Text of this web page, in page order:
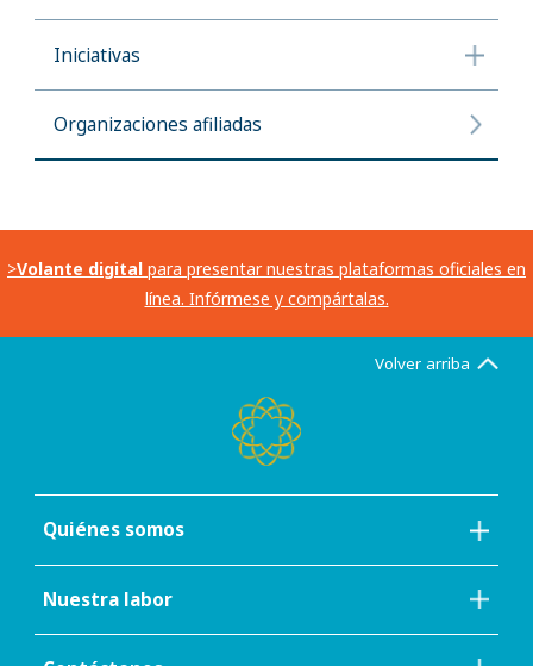
Iniciativas
Organizaciones afiliadas
>Volante digital para presentar nuestras plataformas oficiales en
línea. Infórmese y compártalas.
Volver arriba
Quiénes somos
Nuestra labor